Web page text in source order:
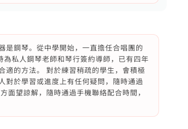
是鋼琴。從中學開始，一直擔任合唱團的
私人鋼琴老師和琴行簽約導師，已有四年
適的方法。 對於練習稍疏的學生，會積極
對於學習或進度上有任何疑問，隨時通過
面望諒解，隨時通過手機聯絡配合時間，